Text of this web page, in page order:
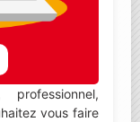
vous faire